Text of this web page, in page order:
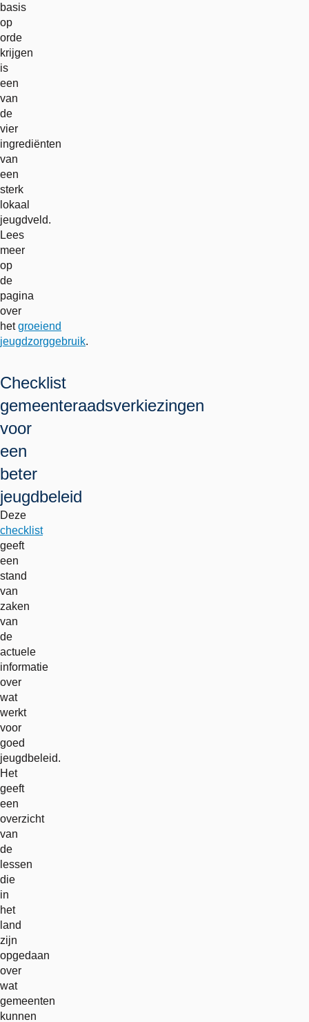
basis
op
orde
krijgen
is
een
van
de
vier
ingrediënten
van
een
sterk
lokaal
jeugdveld.
Lees
meer
op
de
pagina
over
hetgroeiend
jeugdzorggebruik.
Checklist
gemeenteraadsverkiezingen
voor
een
beter
jeugdbeleid
Deze
checklist
geeft
een
stand
van
zaken
van
de
actuele
informatie
over
wat
werkt
voor
goed
jeugdbeleid.
Het
geeft
een
overzicht
van
de
lessen
die
in
het
land
zijn
opgedaan
over
wat
gemeenten
kunnen